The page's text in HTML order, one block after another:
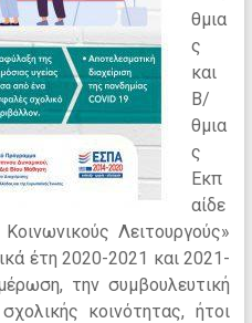
θμια
ς
και
Β/
θμια
ς
Εκπ
αίδε
Λειτουργούς»
έτη 2020-2021 και 2021-
την συμβουλευτική
κοινότητας, ήτοι